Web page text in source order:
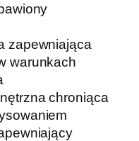
zapewniająca
warunkach
chroniąca